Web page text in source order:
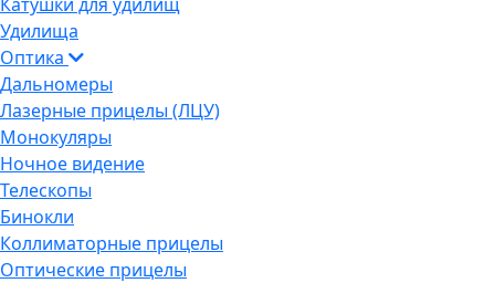
Удилища
Оптика
Дальномеры
Лазерные прицелы (ЛЦУ)
Монокуляры
Ночное видение
Телескопы
Бинокли
Коллиматорные прицелы
Оптические прицелы